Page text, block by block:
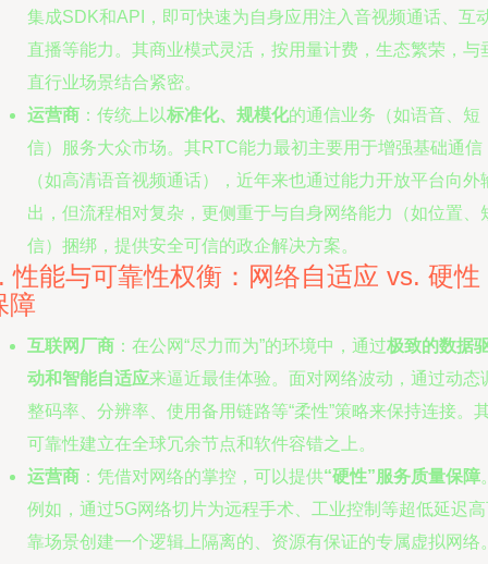
集成SDK和API，即可快速为自身应用注入音视频通话、互
直播等能力。其商业模式灵活，按用量计费，生态繁荣，与
直行业场景结合紧密。
运营商 ：传统上以标准化、规模化的通信业务（如语音、短
信）服务大众市场。其RTC能力最初主要用于增强基础通信
（如高清语音视频通话），近年来也通过能力开放平台向外
出，但流程相对复杂，更侧重于与自身网络能力（如位置、
信）捆绑，提供安全可信的政企解决方案。
性能与可靠性权衡：网络自适应 vs. 硬性
障
互联网厂商 ：在公网“尽力而为”的环境中，通过极致的数据
动和智能自适应来逼近最佳体验。面对网络波动，通过动态
整码率、分辨率、使用备用链路等“柔性”策略来保持连接。
可靠性建立在全球冗余节点和软件容错之上。
运营商 ：凭借对网络的掌控，可以提供“硬性”服务质量保障
例如，通过5G网络切片为远程手术、工业控制等超低延迟
靠场景创建一个逻辑上隔离的、资源有保证的专属虚拟网络